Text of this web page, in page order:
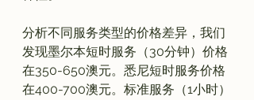
分析不同服务类型的价格差异，我们
发现墨尔本短时服务（30分钟）价格
在350-650澳元。悉尼短时服务价格
在400-700澳元。标准服务（1小时）